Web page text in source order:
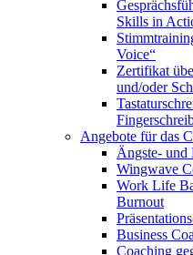
Skills in
Voice“
Zertifikat
und/oder
Angebote für das
Ängste- und
Wingwave
Work Life
Burnout
Business
Coaching